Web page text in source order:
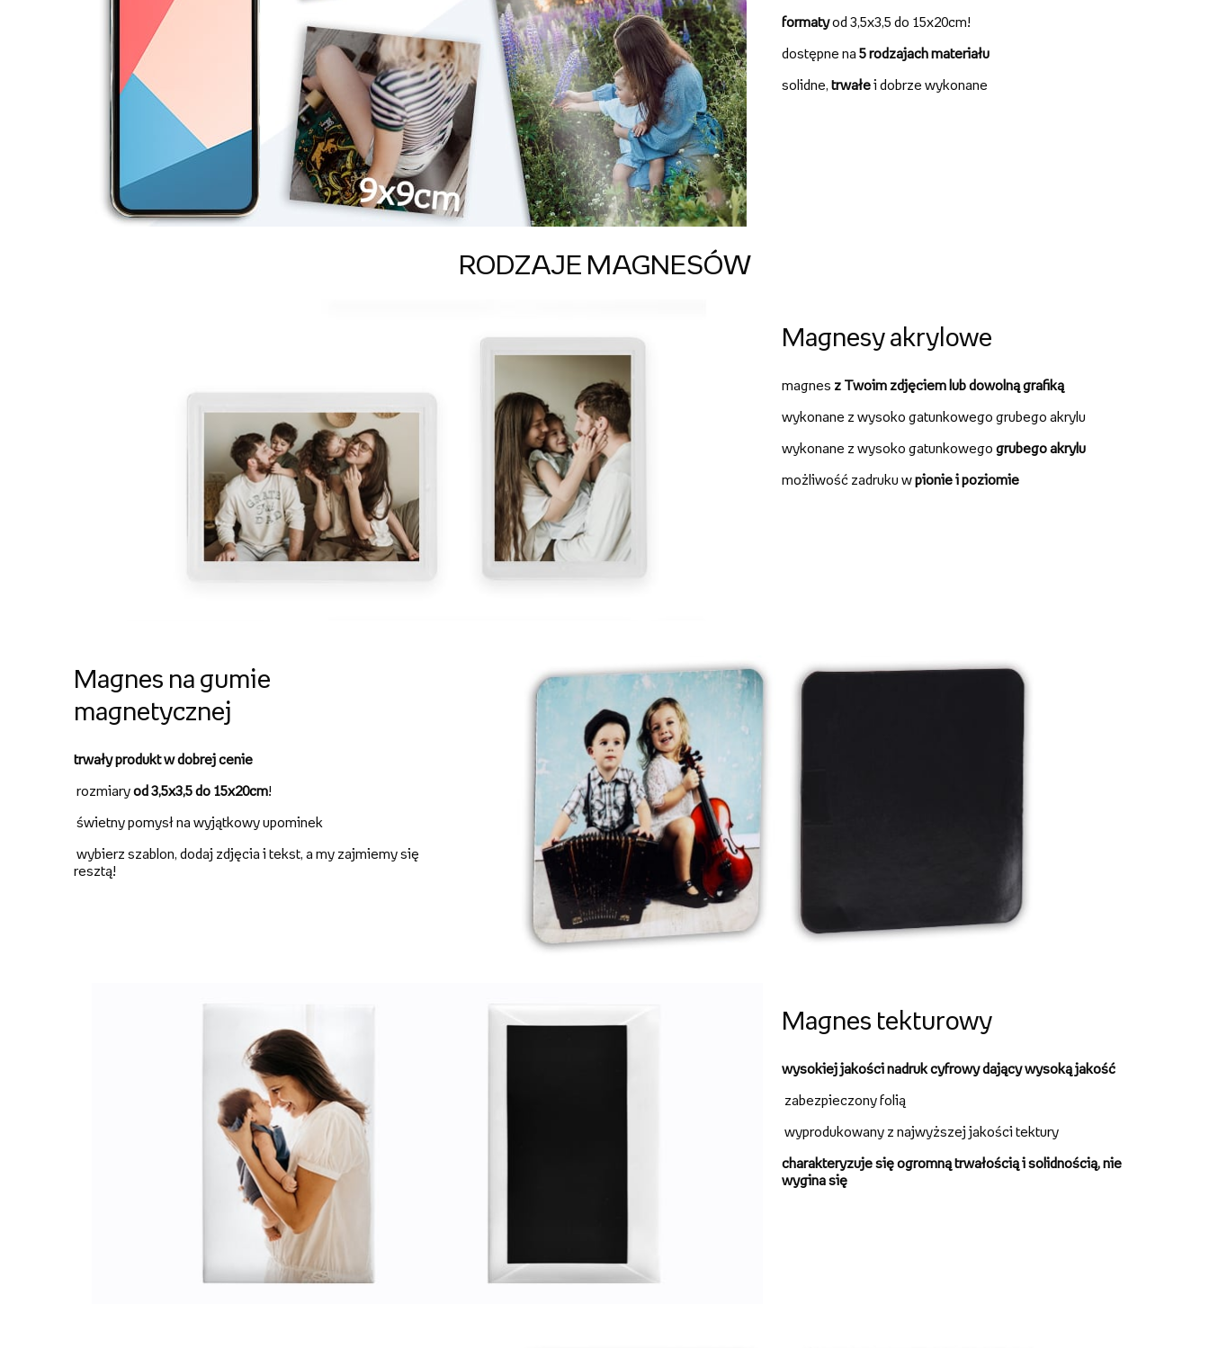
formatyod 3,5x3,5 do 15x20cm!
dostępne na 5 rodzajach materiału
solidne, trwałei dobrze wykonane
RODZAJE MAGNESÓW
Magnesy akrylowe
magnes z Twoim zdjęciem lub dowolną grafiką
wykonane z wysoko gatunkowego grubego akrylu
wykonane z wysoko gatunkowego grubego akrylu
możliwość zadruku wpionie i poziomie
Magnes na gumie
magnetycznej
trwały produkt w dobrej cenie
rozmiaryod 3,5x3,5 do 15x20cm!
świetny pomysł na wyjątkowy upominek
wybierz szablon, dodaj zdjęcia i tekst, a my zajmiemy się
resztą!
Magnes tekturowy
wysokiej jakości nadruk cyfrowy dający wysoką jakość
zabezpieczony folią
wyprodukowany z najwyższej jakości tektury
charakteryzuje się ogromną trwałością i solidnością, nie
wygina się